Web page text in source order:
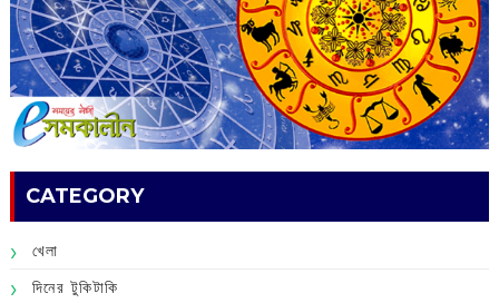
CATEGORY
খেলা
দিনের টুকিটাকি